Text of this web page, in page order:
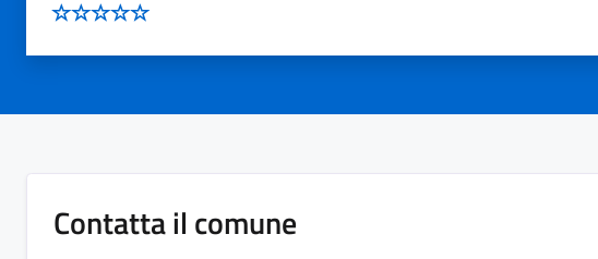
Contatta il comune